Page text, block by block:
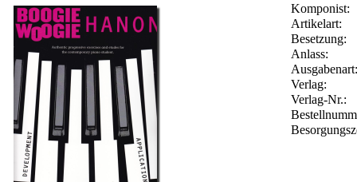
Komponist:
Artikelart:
Besetzung:
Anlass:
Ausgabenart:
Verlag:
Verlag-Nr.: